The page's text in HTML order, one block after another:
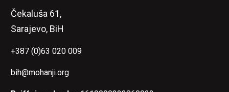
Čekaluša 61,
Sarajevo, BiH
+387 (0)63 020 009
bih@mohanji.org